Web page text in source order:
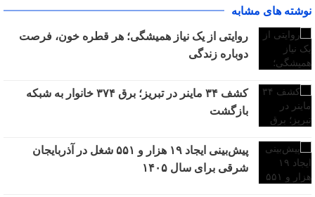
نوشته های مشابه
روایتی از یک نیاز همیشگی؛ هر قطره خون، فرصت
دوباره زندگی
کشف ۳۴ ماینر در تبریز؛ برق ۳۷۴ خانوار به شبکه
بازگشت
پیش‌بینی ایجاد ۱۹ هزار و ۵۵۱ شغل در آذربایجان
شرقی برای سال ۱۴۰۵